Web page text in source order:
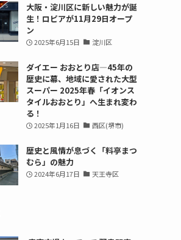
大阪・淀川区に新しい魅力が誕
生！ロピアが11月29日オープ
ン
2025年6月15日 淀川区
ダイエー おおとり店—45年の
歴史に幕、地域に愛された大型
スーパー 2025年春「イオンス
タイルおおとり」へ生まれ変わ
る！
2025年1月16日 西区(堺市)
歴史と風情が息づく「料亭まつ
むら」の魅力
2024年6月17日 天王寺区